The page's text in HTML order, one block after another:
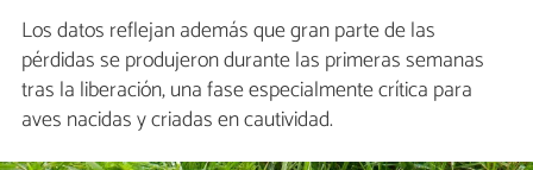
Los datos reflejan además que gran parte de las
pérdidas se produjeron durante las primeras semanas
tras la liberación, una fase especialmente crítica para
aves nacidas y criadas en cautividad.